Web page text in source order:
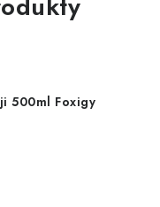
500ml Foxigy